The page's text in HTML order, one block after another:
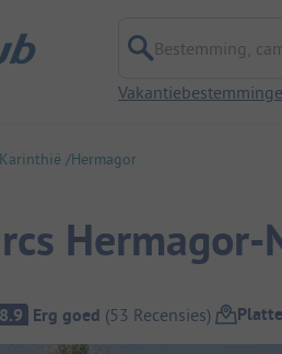
Bestemming,
Karinthië Hermagor
Hermagor-
overzicht
8.9 Erg goed (53 Recensies)